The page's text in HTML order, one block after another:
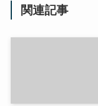
関連記事